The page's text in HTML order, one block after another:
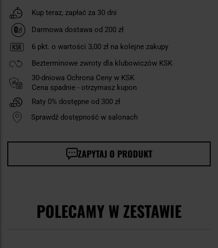
Kup teraz, zapłać za 30 dni
Darmowa dostawa od 200 zł
6 pkt. o wartości 3,00 zł na kolejne zakupy
Bezterminowe zwroty dla klubowiczów KSK
30-dniowa Ochrona Ceny w KSK
Cena spadnie - otrzymasz kupon
Raty 0% dostępne od 300 zł
Sprawdź dostępność w salonach
ZAPYTAJ O PRODUKT
POLECAMY W ZESTAWIE